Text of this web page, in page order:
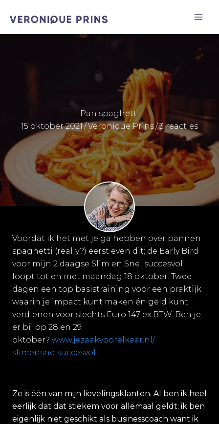
naar
Pan spaghetti
15 oktober 2021/Veronique Prins/3 reacties
Voordat ik het met je ga hebben over pannen
spaghetti (really?) eerst even dit; de Early Bird
voor mijn 2 daagse Slim en Snel succesvol
loopt tot en met maandag 18 oktober. Twee
dagen een top basistraining voor een praktijk
waarin je impact kunt maken én geld kunt
verdienen voor slechts Euro 147 ex BTW. Ben je
er bij op 28 en 29
oktober? www.jezaakvoorelkaar.nl/
slimensnelsuccesvol
Ze is één van mijn lievelingsklanten. Al ben ik heel
eerlijk dat dat stiekem voor allemaal geldt; ik ben
eigenlijk niet geschikt als businesscoach want ik